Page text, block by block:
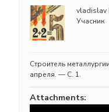
vladislav
Учасник
Строитель
апреля. — С. 1.
Attachments: